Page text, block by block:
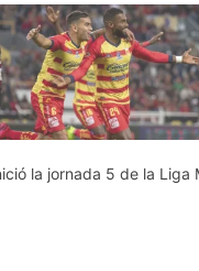
la jornada 5 de la Liga